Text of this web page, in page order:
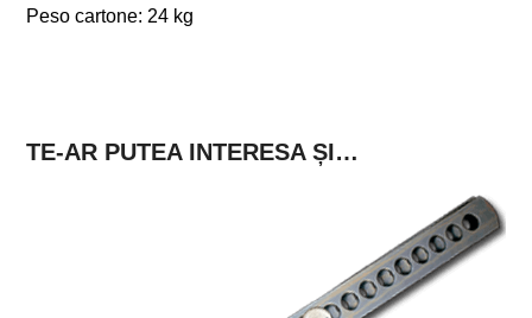
Peso cartone: 24 kg
TE-AR PUTEA INTERESA ȘI…